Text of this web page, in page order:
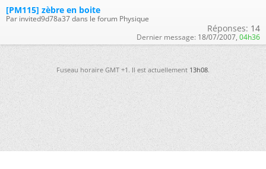
[PM115] zèbre en boite
Par invited9d78a37 dans le forum Physique
Réponses: 14
Dernier message: 18/07/2007, 04h36
Fuseau horaire GMT +1. Il est actuellement13h08.